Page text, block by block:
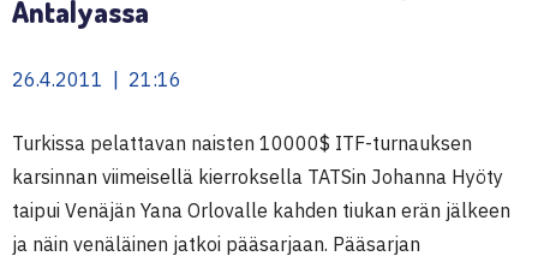
Antalyassa
26.4.2011 | 21:16
Turkissa pelattavan naisten 10000$ ITF-turnauksen
karsinnan viimeisellä kierroksella TATSin Johanna Hyöty
taipui Venäjän Yana Orlovalle kahden tiukan erän jälkeen
ja näin venäläinen jatkoi pääsarjaan. Pääsarjan